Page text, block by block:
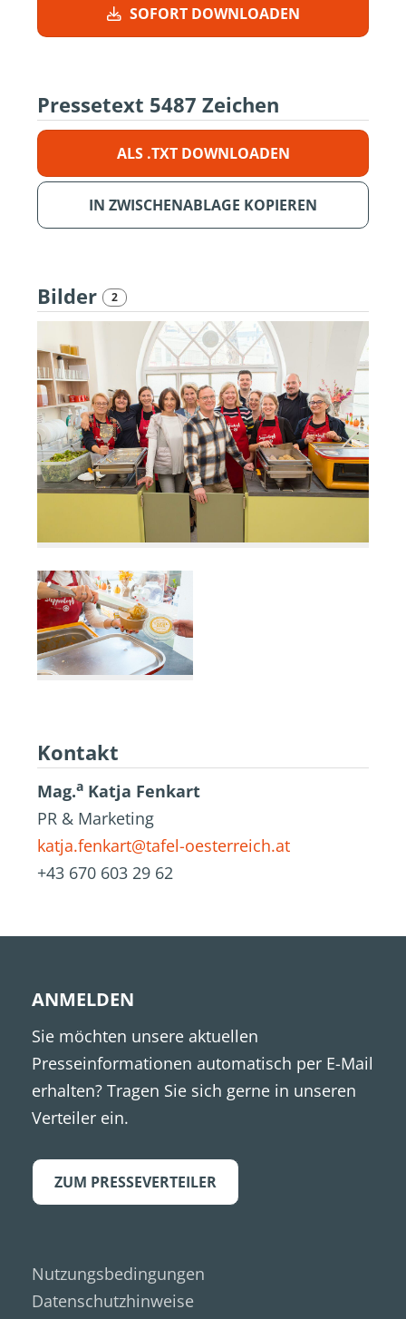
SOFORT DOWNLOADEN
Pressetext 5487 Zeichen
ALS .TXT DOWNLOADEN
IN ZWISCHENABLAGE KOPIEREN
Bilder 2
Kontakt
Mag.a Katja Fenkart
PR & Marketing
katja.fenkart@tafel-oesterreich.at
+43 670 603 29 62
ANMELDEN
Sie möchten unsere aktuellen
Presseinformationen automatisch per E-Mail
erhalten? Tragen Sie sich gerne in unseren
Verteiler ein.
ZUM PRESSEVERTEILER
Nutzungsbedingungen
Datenschutzhinweise